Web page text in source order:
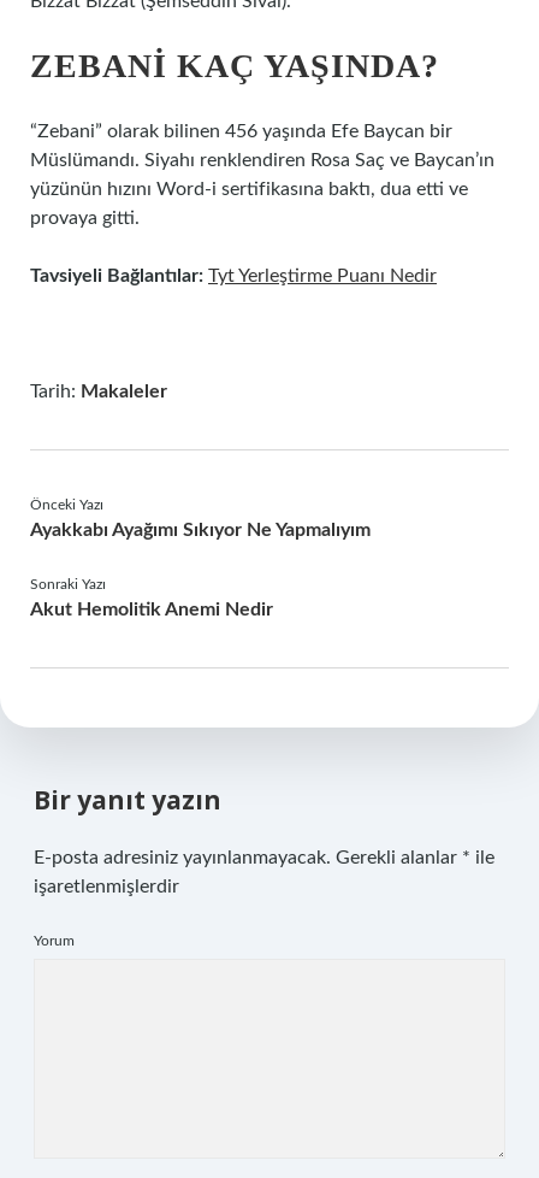
ZEBANI KAÇ YAŞINDA?
“Zebani” olarak bilinen 456 yaşında Efe Baycan bir
Müslümandı. Siyahı renklendiren Rosa Saç ve Baycan’ın
yüzünün hızını Word-i sertifikasına baktı, dua etti ve
provaya gitti.
Tavsiyeli Bağlantılar: Tyt Yerleştirme Puanı Nedir
Tarih: Makaleler
Önceki Yazı
Ayakkabı Ayağımı Sıkıyor Ne Yapmalıyım
Sonraki Yazı
Akut Hemolitik Anemi Nedir
Bir yanıt yazın
E-posta adresiniz yayınlanmayacak. Gerekli alanlar * ile
işaretlenmişlerdir
Yorum